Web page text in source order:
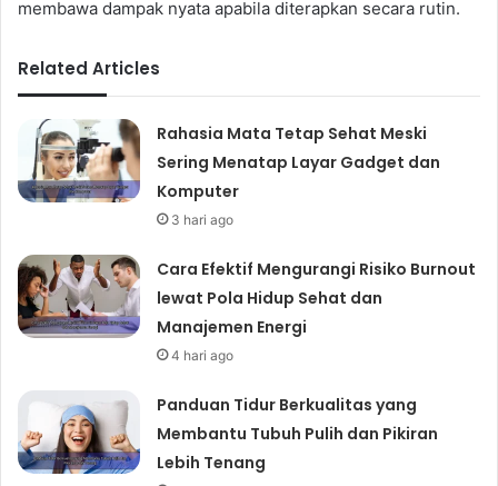
membawa dampak nyata apabila diterapkan secara rutin.
Related Articles
Rahasia Mata Tetap Sehat Meski
Sering Menatap Layar Gadget dan
Komputer
3 hari ago
Cara Efektif Mengurangi Risiko Burnout
lewat Pola Hidup Sehat dan
Manajemen Energi
4 hari ago
Panduan Tidur Berkualitas yang
Membantu Tubuh Pulih dan Pikiran
Lebih Tenang